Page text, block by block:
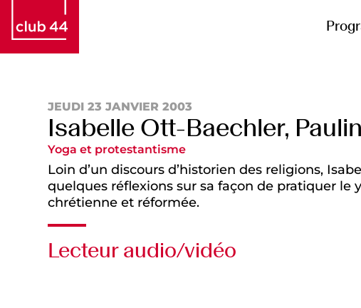
JEUDI 23 JANVIER 2003
Isabelle Ott-Baechler,
Yoga et protestantisme
Loin d’un discours d’historien des religions,
quelques réflexions sur sa façon de pratiquer le
chrétienne et réformée.
Lecteur audio/vidéo